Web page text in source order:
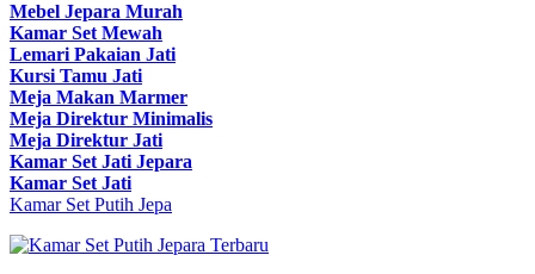
Mebel Jepara Murah
Kamar Set Mewah
Lemari Pakaian Jati
Kursi Tamu Jati
Meja Makan Marmer
Meja Direktur Minimalis
Meja Direktur Jati
Kamar Set Jati Jepara
Kamar Set Jati
Kamar Set Putih Jepa